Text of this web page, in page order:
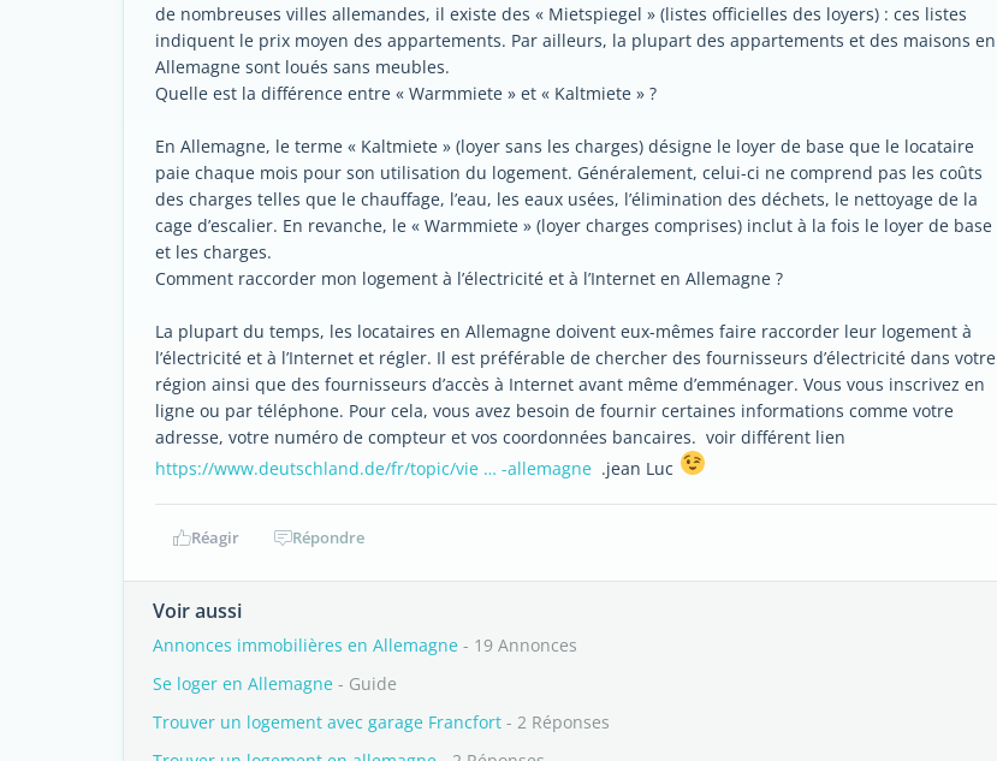
de nombreuses villes allemandes, il existe des « Mietspiegel » (listes officielles des loyers) : ces listes
indiquent le prix moyen des appartements. Par ailleurs, la plupart des appartements et des maisons en
Allemagne sont loués sans meubles.
Quelle est la différence entre « Warmmiete » et « Kaltmiete » ?
En Allemagne, le terme « Kaltmiete » (loyer sans les charges) désigne le loyer de base que le locataire
paie chaque mois pour son utilisation du logement. Généralement, celui-ci ne comprend pas les coûts
des charges telles que le chauffage, l’eau, les eaux usées, l’élimination des déchets, le nettoyage de la
cage d’escalier. En revanche, le « Warmmiete » (loyer charges comprises) inclut à la fois le loyer de base
et les charges.
Comment raccorder mon logement à l’électricité et à l’Internet en Allemagne ?
La plupart du temps, les locataires en Allemagne doivent eux-mêmes faire raccorder leur logement à
l’électricité et à l’Internet et régler. Il est préférable de chercher des fournisseurs d’électricité dans votre
région ainsi que des fournisseurs d’accès à Internet avant même d’emménager. Vous vous inscrivez en
ligne ou par téléphone. Pour cela, vous avez besoin de fournir certaines informations comme votre
adresse, votre numéro de compteur et vos coordonnées bancaires. voir différent lien
https://www.deutschland.de/fr/topic/vie … -allemagne .jean Luc
Réagir Répondre
Voir aussi
Annonces immobilières en Allemagne - 19 Annonces
Se loger en Allemagne - Guide
Trouver un logement avec garage Francfort - 2 Réponses